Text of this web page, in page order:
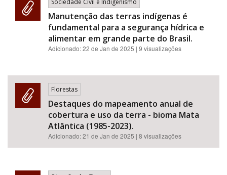
Sociedade Civil e Indigenismo
Manutenção das terras indígenas é
fundamental para a segurança hídrica e
alimentar em grande parte do Brasil.
Adicionado:22 de Jan de 2025 | 9 visualizações
Florestas
Destaques do mapeamento anual de
cobertura e uso da terra - bioma Mata
Atlântica (1985-2023).
Adicionado:21 de Jan de 2025 | 8 visualizações